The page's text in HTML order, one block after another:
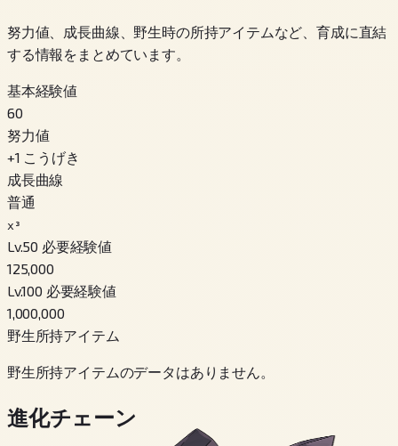
努力値、成長曲線、野生時の所持アイテムなど、育成に直結
する情報をまとめています。
基本経験値
60
努力値
+1 こうげき
成長曲線
普通
x³
Lv.50 必要経験値
125,000
Lv.100 必要経験値
1,000,000
野生所持アイテム
野生所持アイテムのデータはありません。
進化チェーン